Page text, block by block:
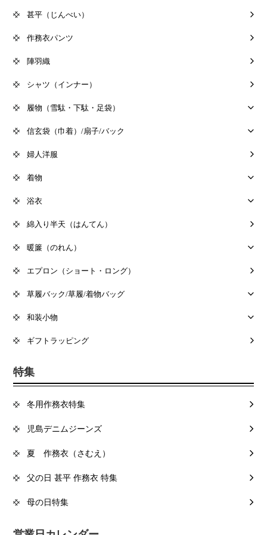
甚平（じんべい）
作務衣パンツ
陣羽織
シャツ（インナー）
履物（雪駄・下駄・足袋）
信玄袋（巾着）/扇子/バック
婦人洋服
着物
浴衣
綿入り半天（はんてん）
暖簾（のれん）
エプロン（ショート・ロング）
草履バック/草履/着物バッグ
和装小物
ギフトラッピング
特集
冬用作務衣特集
児島デニムジーンズ
夏 作務衣（さむえ）
父の日 甚平 作務衣 特集
母の日特集